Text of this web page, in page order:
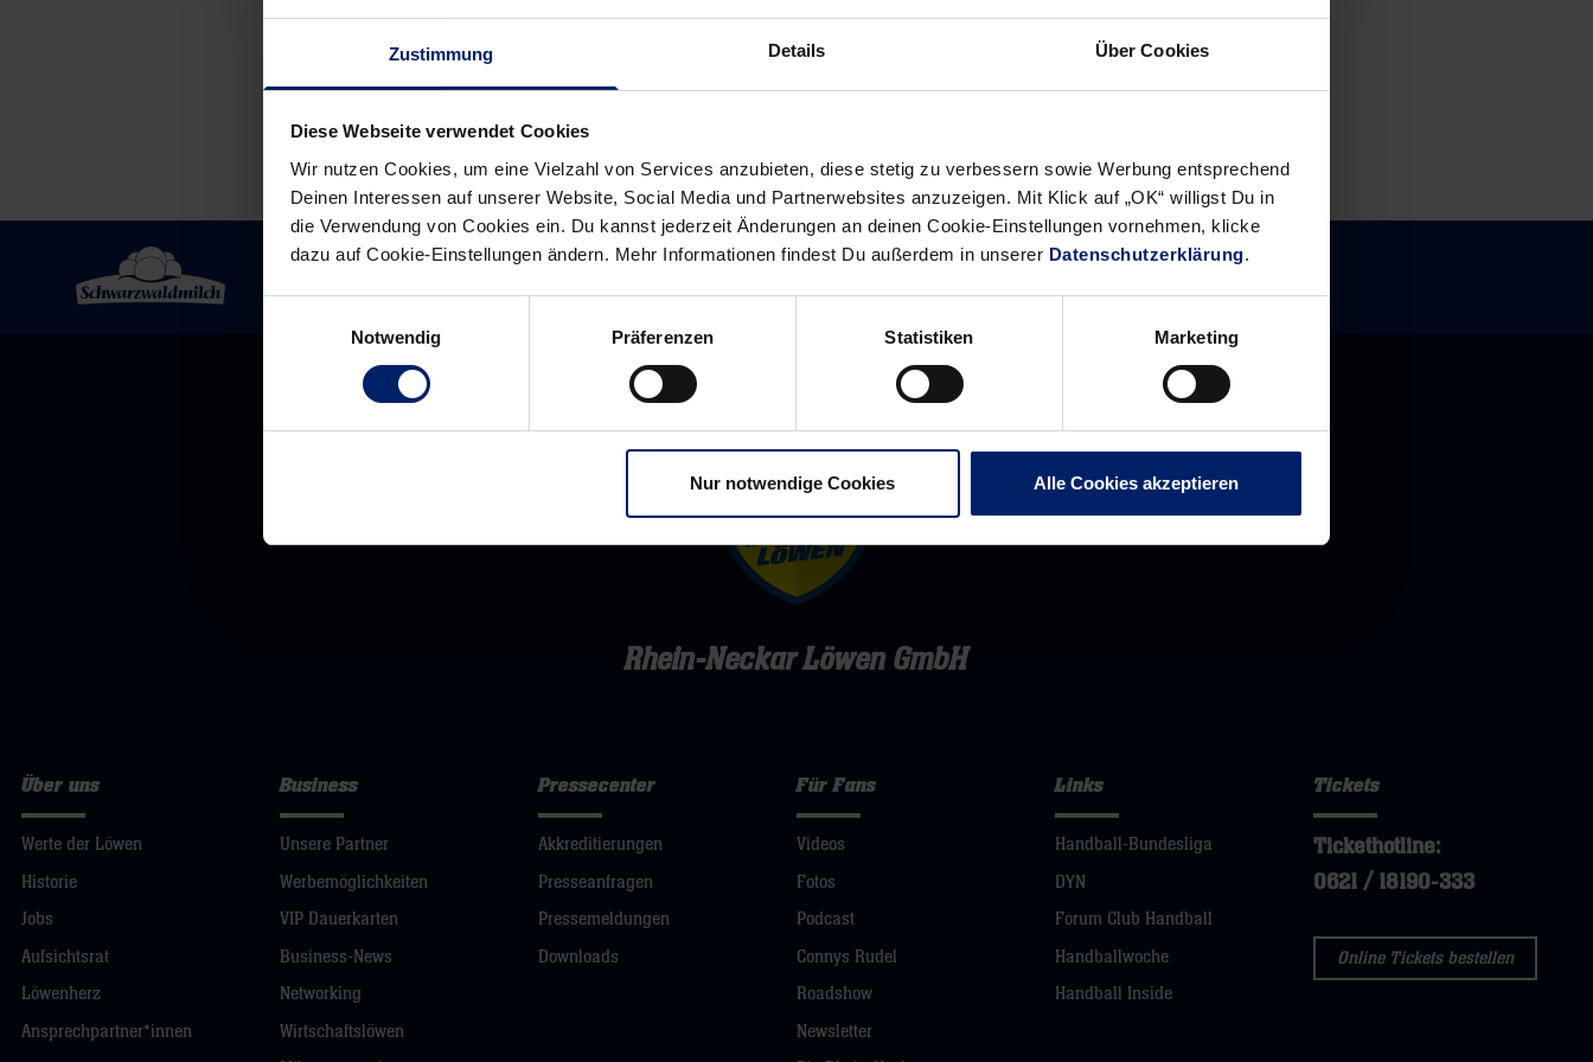
Zustimmung Details Über Cookies
Diese Webseite verwendet Cookies
Wir nutzen Cookies, um eine Vielzahl von Services anzubieten, diese stetig zu verbessern sowie Werbung entsprechend
Deinen Interessen auf unserer Website, Social Media und Partnerwebsites anzuzeigen. Mit Klick auf „OK“ willigst Du in
die Verwendung von Cookies ein. Du kannst jederzeit Änderungen an deinen Cookie-Einstellungen vornehmen, klicke
dazu auf Cookie-Einstellungen ändern. Mehr Informationen findest Du außerdem in unserer Datenschutzerklärung.
Notwendig
Präferenzen Statistiken Marketing
Nur notwendige Cookies Alle Cookies akzeptieren
Kurzfristiger
Torwartwechsel
in
Rhein-Neckar Löwen GmbH
Über uns
Werte der Löwen
Historie
Jobs
Aufsichtsrat
Löwenherz
Ansprechpartner*innen
Business
Unsere Partner
Werbemöglichkeiten
VIP Dauerkarten
Business-News
Networking
Wirtschaftslöwen
Pressecenter
Akkreditierungen
Presseanfragen
Pressemeldungen
Downloads
Für Fans
Videos
Fotos
Podcast
Connys Rudel
Roadshow
Newsletter
Links
Handball-Bundesliga
DYN
Forum Club Handball
Handballwoche
Handball Inside
Tickets
Tickethotline:
0621 / 18190-333
Online Tickets bestellen